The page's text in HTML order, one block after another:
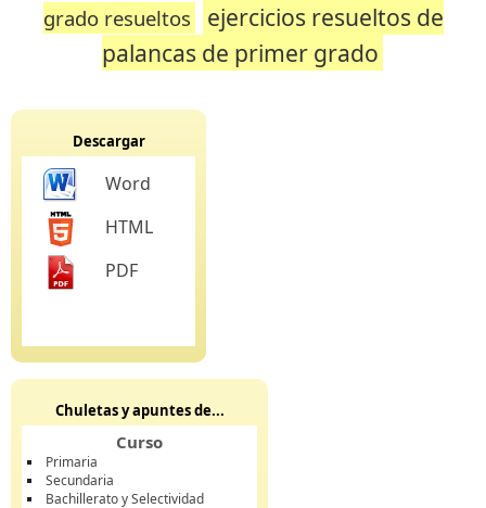
grado resueltos
ejercicios resueltos de
palancas de primer grado
Descargar
Word
HTML
PDF
Chuletas y apuntes de...
Curso
Primaria
Secundaria
Bachillerato y Selectividad